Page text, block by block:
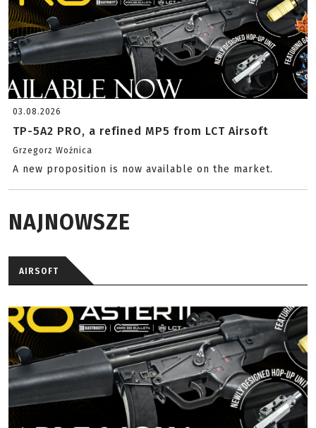
03.08.2026
TP-5A2 PRO, a refined MP5 from LCT Airsoft
Grzegorz Woźnica
A new proposition is now available on the market.
NAJNOWSZE
AIRSOFT